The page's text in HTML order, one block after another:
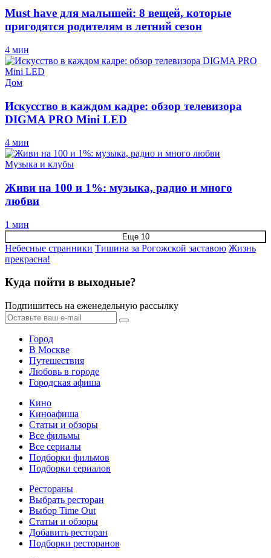
Must have для малышей: 8 вещей, которые
пригодятся родителям в летний сезон
4 мин
Дом
Искусство в каждом кадре: обзор телевизора
DIGMA PRO Mini LED
4 мин
Музыка и клубы
Живи на 100 и 1%: музыка, радио и много
любви
1 мин
Еще 10
Небесные странники Тишина за Рогожской заставою Жизнь
прекрасна!
Куда пойти в выходные?
Подпишитесь на еженедельную рассылку
Город
В Москве
Путешествия
Любовь в городе
Городская афиша
Кино
Киноафиша
Статьи и обзоры
Все фильмы
Все сериалы
Подборки фильмов
Подборки сериалов
Рестораны
Выбрать ресторан
Выбор Time Out
Статьи и обзоры
Добавить ресторан
Подборки ресторанов